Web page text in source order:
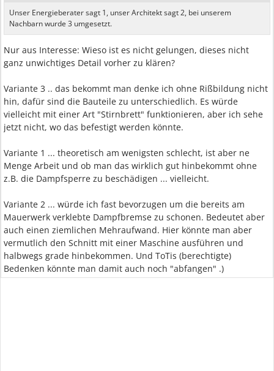
Unser Energieberater sagt 1, unser Architekt sagt 2, bei unserem
Nachbarn wurde 3 umgesetzt.
Nur aus Interesse: Wieso ist es nicht gelungen, dieses nicht
ganz unwichtiges Detail vorher zu klären?
Variante 3 .. das bekommt man denke ich ohne Rißbildung nicht
hin, dafür sind die Bauteile zu unterschiedlich. Es würde
vielleicht mit einer Art "Stirnbrett" funktionieren, aber ich sehe
jetzt nicht, wo das befestigt werden könnte.
Variante 1 ... theoretisch am wenigsten schlecht, ist aber ne
Menge Arbeit und ob man das wirklich gut hinbekommt ohne
z.B. die Dampfsperre zu beschädigen ... vielleicht.
Variante 2 ... würde ich fast bevorzugen um die bereits am
Mauerwerk verklebte Dampfbremse zu schonen. Bedeutet aber
auch einen ziemlichen Mehraufwand. Hier könnte man aber
vermutlich den Schnitt mit einer Maschine ausführen und
halbwegs grade hinbekommen. Und ToTis (berechtigte)
Bedenken könnte man damit auch noch "abfangen" .)